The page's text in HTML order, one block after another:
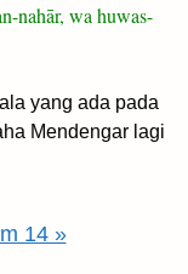
nahār, wa huwas-
yang ada pada
Mendengar lagi
14 »